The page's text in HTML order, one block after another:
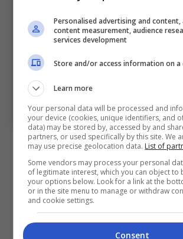
A post shared by JUANG
Didukung oleh pasukan pemuzik
profesional Malaysian Philharmonic
“Wira Hatiku” dikuatkan lagi dengan
daripada Mac Chew.
Video muzik “Wira Hatiku” yang
Dewan Filharmonik Petronas KLCC
Personalised advertising and
content measurement, audience
services development
Store and/or access information on a
Learn more
Your personal data will be processed and
your device (cookies, unique identifiers, and
data) may be stored by, accessed by and
partners, or used specifically by this site. We
may use precise geolocation data. List of
Some vendors may process your personal
of legitimate interest, which you can object to
your options below. Look for a link at the
or in the site menu to manage or withdraw
and cookie settings.
Consent